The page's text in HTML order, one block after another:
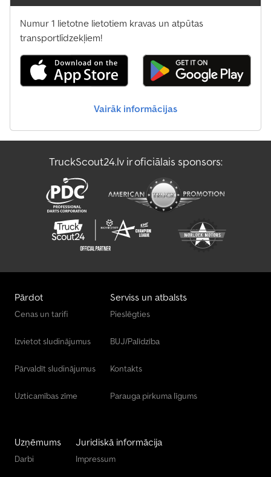
Numur 1 lietotne lietotiem kravas un atpūtas
transportlīdzekļiem!
Vairāk informācijas
TruckScout24.lv ir oficiālais sponsors:
Pārdot
Cenas un tarifi
Izvietot sludinājumus
Pārvaldīt sludinājumus
Uzticamības zīme
Serviss un atbalsts
Pieslēgties
BUJ/Palīdzība
Kontakts
Parauga pirkuma līgums
Uzņēmums
Darbi
Juridiskā informācija
Impressum